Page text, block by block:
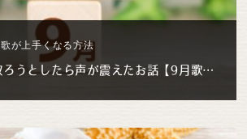
歌が上手くなる方法
ピッチを正確に取ろうとしたら声が震えたお話【9月歌練習 #1】